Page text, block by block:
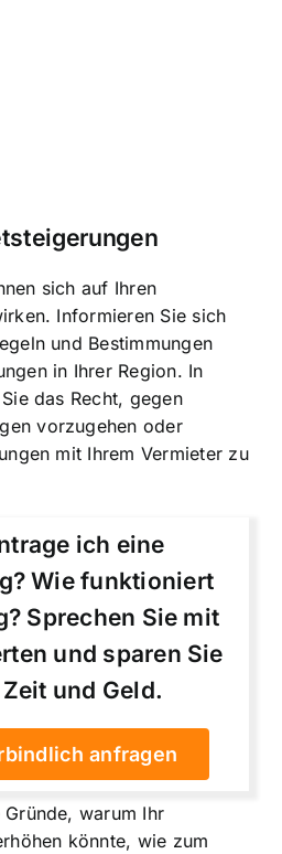
sich auf Ihren
Informieren Sie sich
und Bestimmungen
in Ihrer Region. In
das Recht, gegen
vorzugehen oder
mit Ihrem Vermieter zu
ich eine
Wie funktioniert
Sprechen Sie mit
und sparen Sie
und Geld.
anfragen
warum Ihr
könnte, wie zum